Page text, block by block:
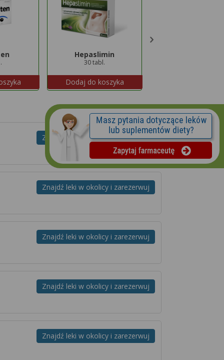
Hepaslimin
30 tabl.
Dodaj do koszyka
Znajdź leki w okolicy i zarezerwuj
Znajdź leki w okolicy i zarezerwuj
Znajdź leki w okolicy i zarezerwuj
Znajdź leki w okolicy i zarezerwuj
Znajdź leki w okolicy i zarezerwuj